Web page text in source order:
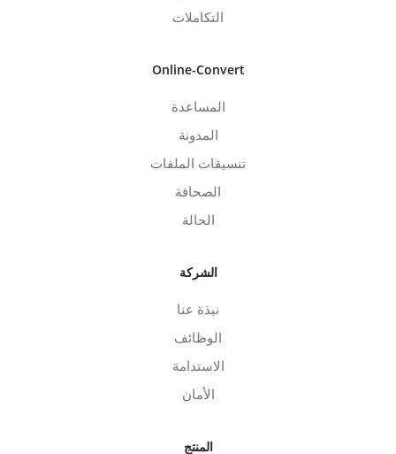
التكاملات
Online-Convert
المساعدة
المدونة
تنسيقات الملفات
الصحافة
الحالة
الشركة
نبذة عنا
الوظائف
الاستدامة
الأمان
المنتج